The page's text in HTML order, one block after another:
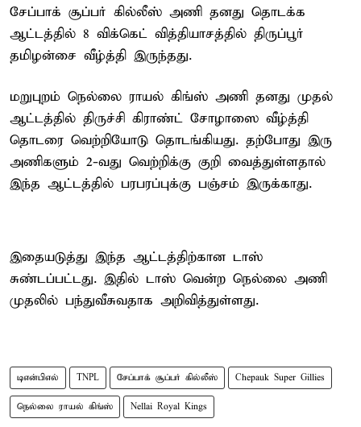
சேப்பாக் சூப்பர் கில்லீஸ் அணி தனது தொடக்க
ஆட்டத்தில் 8 விக்கெட் வித்தியாசத்தில் திருப்பூர்
தமிழன்சை வீழ்த்தி இருந்தது.
மறுபுறம் நெல்லை ராயல் கிங்ஸ் அணி தனது முதல்
ஆட்டத்தில் திருச்சி கிராண்ட் சோழாஸை வீழ்த்தி
தொடரை வெற்றியோடு தொடங்கியது. தற்போது இரு
அணிகளும் 2-வது வெற்றிக்கு குறி வைத்துள்ளதால்
இந்த ஆட்டத்தில் பரபரப்புக்கு பஞ்சம் இருக்காது.
இதையடுத்து இந்த ஆட்டத்திற்கான டாஸ்
சுண்டப்பட்டது. இதில் டாஸ் வென்ற நெல்லை அணி
முதலில் பந்துவீசுவதாக அறிவித்துள்ளது.
டிஎன்பிஎல் TNPL சேப்பாக் சூப்பர் கில்லீஸ் Chepauk Super Gillies
நெல்லை ராயல் கிங்ஸ் Nellai Royal Kings